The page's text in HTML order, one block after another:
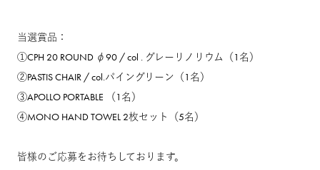
当選賞品：
①CPH 20 ROUND φ90 / col . グレーリノリウム（1名）
②PASTIS CHAIR / col.パイングリーン（1名）
③APOLLO PORTABLE （1名）
④MONO HAND TOWEL 2枚セット（5名）
皆様のご応募をお待ちしております。